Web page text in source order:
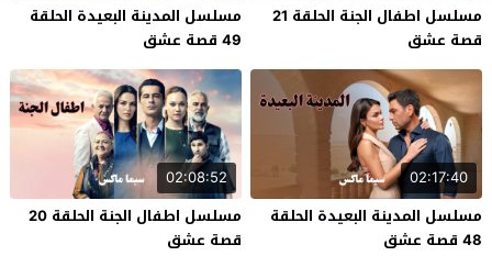
مسلسل اطفال الجنة الحلقة 21
قصة عشق
مسلسل المدينة البعيدة الحلقة
49 قصة عشق
02:17:40
مسلسل المدينة البعيدة الحلقة
48 قصة عشق
02:08:52
مسلسل اطفال الجنة الحلقة 20
قصة عشق